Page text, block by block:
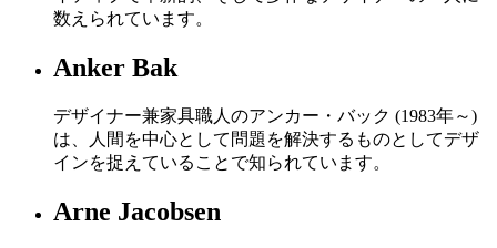
数えられています。
Anker Bak
デザイナー兼家具職人のアンカー・バック (1983年～)
は、人間を中心として問題を解決するものとしてデザ
インを捉えていることで知られています。
Arne Jacobsen